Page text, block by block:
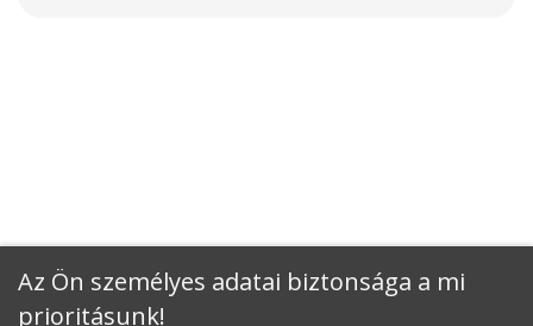
Az Ön személyes adatai biztonsága a mi
prioritásunk!